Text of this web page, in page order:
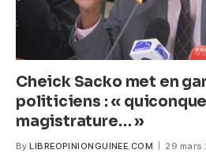
Cheick Sacko met en
politiciens : «
magistrature… »
By LIBREOPINIONGUINEE.COM 29 mars